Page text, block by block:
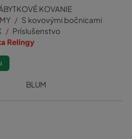
KOVANIE
S kovovými bočnicami
Príslušenstvo
Relingy
BLUM